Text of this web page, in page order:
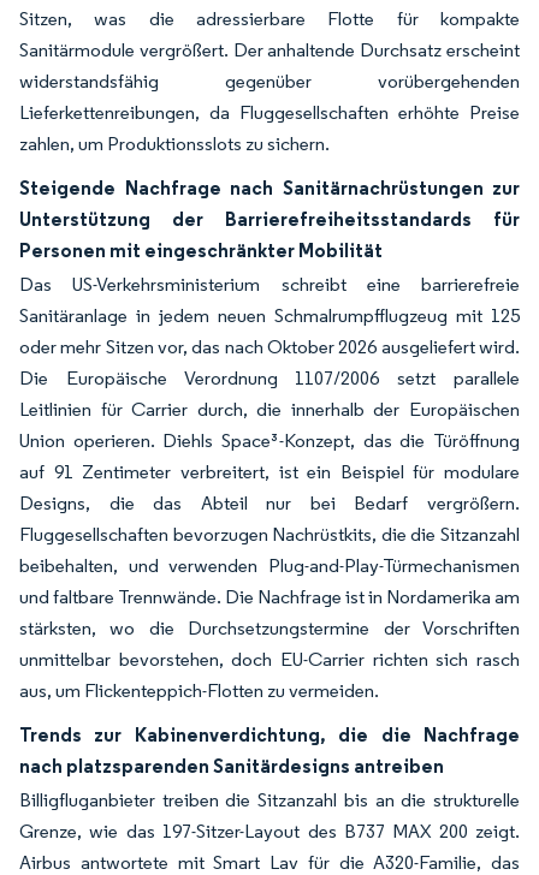
Sitzen, was die adressierbare Flotte für kompakte
Sanitärmodule vergrößert. Der anhaltende Durchsatz erscheint
widerstandsfähig gegenüber vorübergehenden
Lieferkettenreibungen, da Fluggesellschaften erhöhte Preise
zahlen, um Produktionsslots zu sichern.
Steigende Nachfrage nach Sanitärnachrüstungen zur
Unterstützung der Barrierefreiheitsstandards für
Personen mit eingeschränkter Mobilität
Das US-Verkehrsministerium schreibt eine barrierefreie
Sanitäranlage in jedem neuen Schmalrumpfflugzeug mit 125
oder mehr Sitzen vor, das nach Oktober 2026 ausgeliefert wird.
Die Europäische Verordnung 1107/2006 setzt parallele
Leitlinien für Carrier durch, die innerhalb der Europäischen
Union operieren. Diehls Space³-Konzept, das die Türöffnung
auf 91 Zentimeter verbreitert, ist ein Beispiel für modulare
Designs, die das Abteil nur bei Bedarf vergrößern.
Fluggesellschaften bevorzugen Nachrüstkits, die die Sitzanzahl
beibehalten, und verwenden Plug-and-Play-Türmechanismen
und faltbare Trennwände. Die Nachfrage ist in Nordamerika am
stärksten, wo die Durchsetzungstermine der Vorschriften
unmittelbar bevorstehen, doch EU-Carrier richten sich rasch
aus, um Flickenteppich-Flotten zu vermeiden.
Trends zur Kabinenverdichtung, die die Nachfrage
nach platzsparenden Sanitärdesigns antreiben
Billigfluganbieter treiben die Sitzanzahl bis an die strukturelle
Grenze, wie das 197-Sitzer-Layout des B737 MAX 200 zeigt.
Airbus antwortete mit Smart Lav für die A320-Familie, das